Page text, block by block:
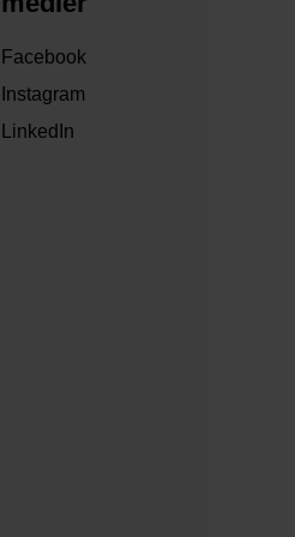
Facebook
Instagram
LinkedIn